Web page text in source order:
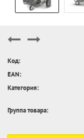
Код:
EAN:
Категория:
Группа товара: